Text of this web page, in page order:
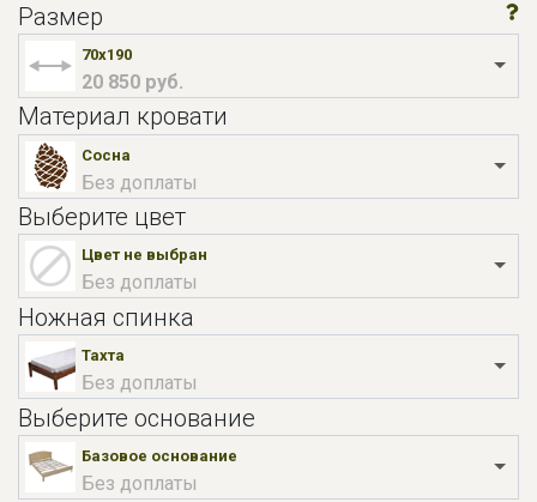
Размер
70x190
20 850 руб.
Материал кровати
Сосна
Без доплаты
Выберите цвет
Цвет не выбран
Без доплаты
Ножная спинка
Тахта
Без доплаты
Выберите основание
Базовое основание
Без доплаты